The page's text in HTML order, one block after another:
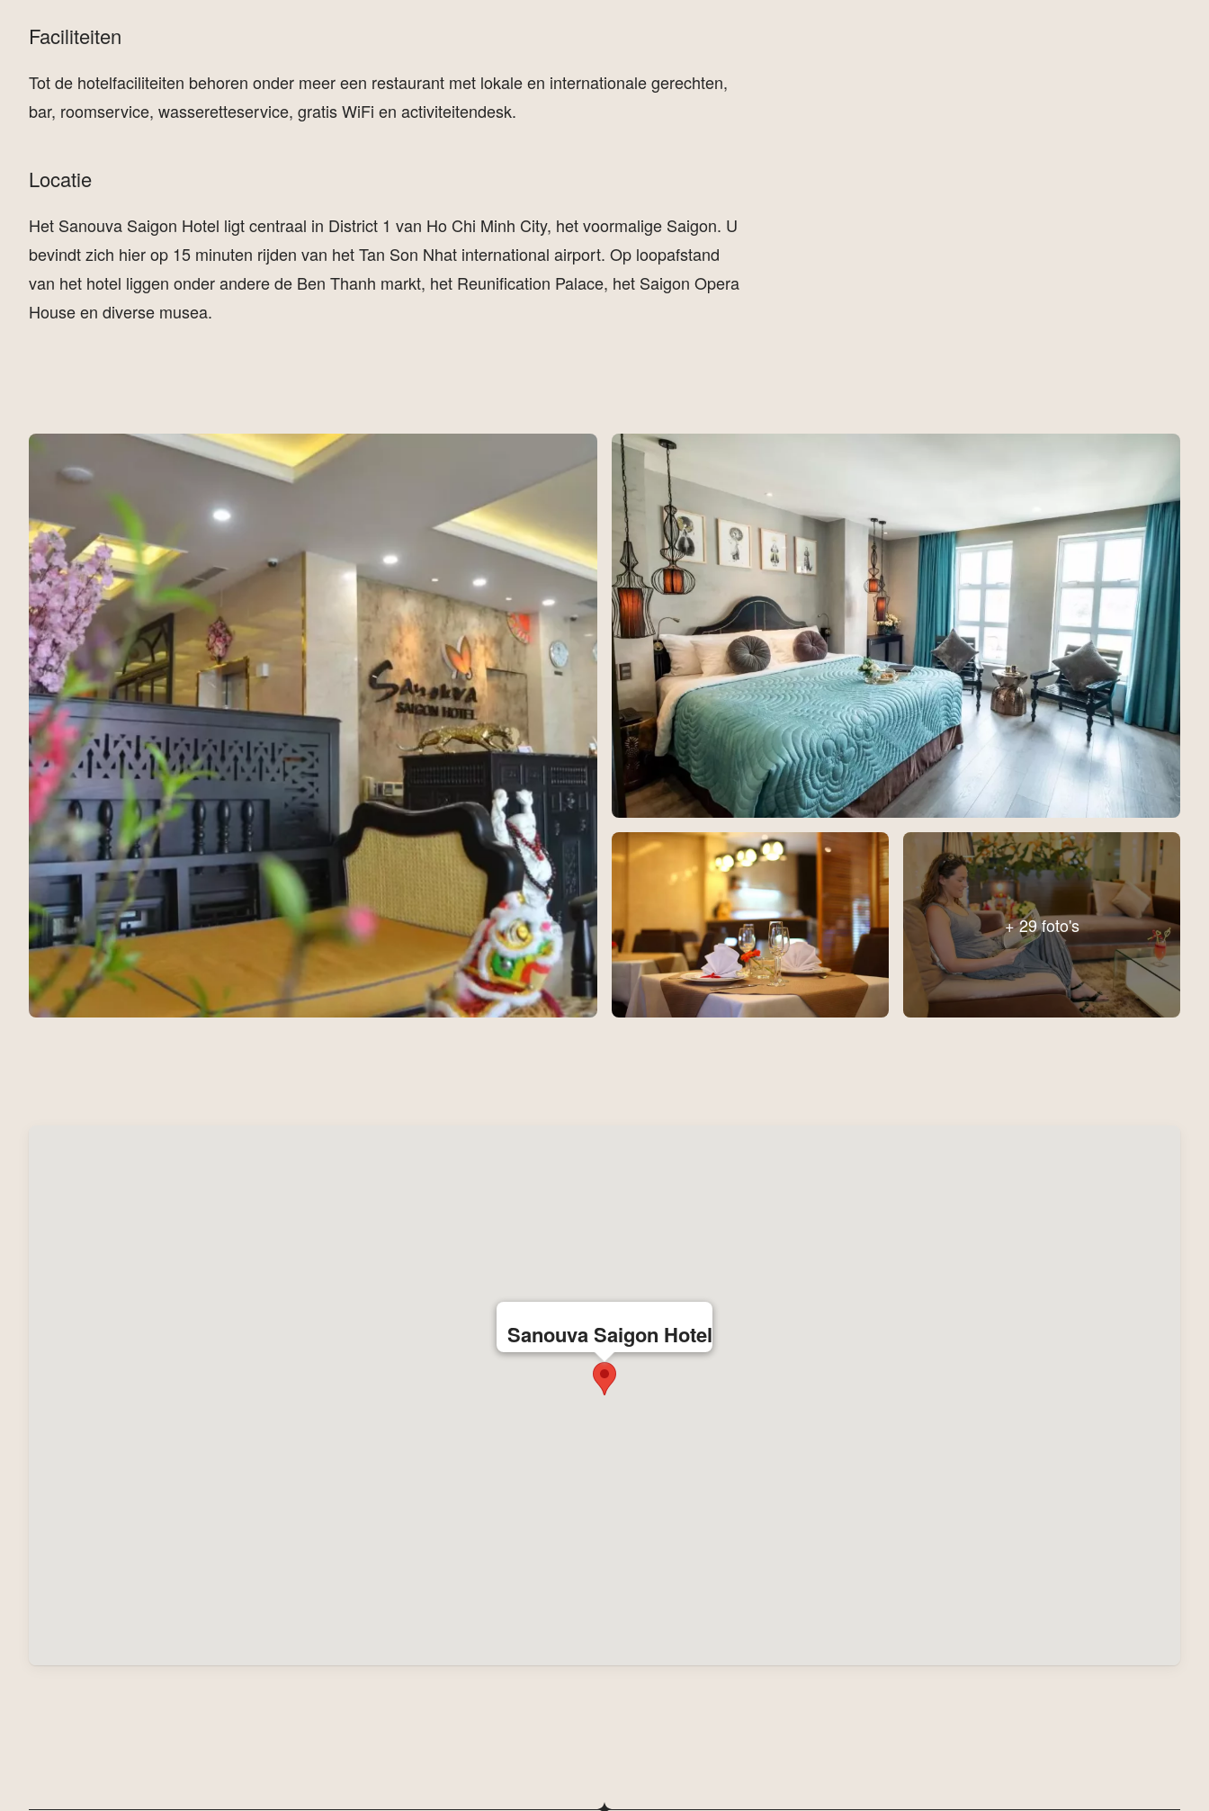
Faciliteiten
Tot de hotelfaciliteiten behoren onder meer een restaurant met lokale en internationale gerechten,
bar, roomservice, wasseretteservice, gratis WiFi en activiteitendesk.
Locatie
Het Sanouva Saigon Hotel ligt centraal in District 1 van Ho Chi Minh City, het voormalige Saigon. U
bevindt zich hier op 15 minuten rijden van het Tan Son Nhat international airport. Op loopafstand
van het hotel liggen onder andere de Ben Thanh markt, het Reunification Palace, het Saigon Opera
House en diverse musea.
+ 29 foto's
Sanouva Saigon Hotel